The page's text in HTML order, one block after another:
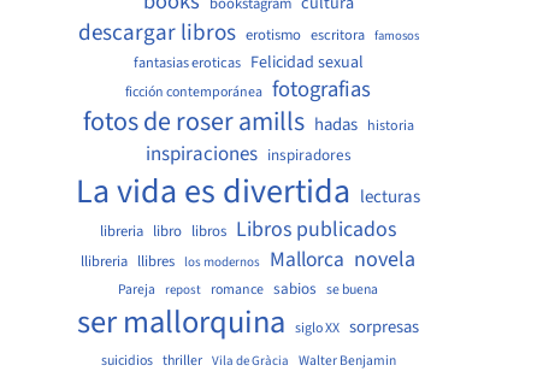
descargar libros erotismo escritora famosos
fantasias eroticas Felicidad sexual
ficción contemporánea fotografias
fotos de roser amills hadas historia
inspiraciones inspiradores
La vida es divertida lecturas
libreria libro libros Libros publicados
llibreria llibres los modernos Mallorca novela
Pareja repost romance sabios se buena
ser mallorquina siglo XX sorpresas
suicidios thriller Vila de Gràcia Walter Benjamin